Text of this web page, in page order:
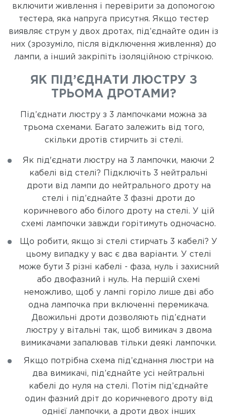
включити живлення і перевірити за допомогою
тестера, яка напруга присутня. Якщо тестер
виявляє струм у двох дротах, під’єднайте один із
них (зрозуміло, після відключення живлення) до
лампи, а інший закріпіть ізоляційною стрічкою.
ЯК ПІД’ЄДНАТИ ЛЮСТРУ З
ТРЬОМА ДРОТАМИ?
Під’єднати люстру з 3 лампочками можна за
трьома схемами. Багато залежить від того,
скільки дротів стирчить зі стелі.
Як під'єднати люстру на 3 лампочки, маючи 2
кабелі від стелі? Підключіть 3 нейтральні
дроти від лампи до нейтрального дроту на
стелі і під’єднайте 3 фазні дроти до
коричневого або білого дроту на стелі. У цій
схемі лампочки завжди горітимуть одночасно.
Що робити, якщо зі стелі стирчать 3 кабелі? У
цьому випадку у вас є два варіанти. У стелі
може бути 3 різні кабелі - фаза, нуль і захисний
або двофазний і нуль. На першій схемі
неможливо, щоб у лампі горіло лише дві або
одна лампочка при включенні перемикача.
Двожильні дроти дозволяють під’єднати
люстру у вітальні так, щоб вимикач з двома
вимикачами запалював тільки деякі лампочки.
Якщо потрібна схема під’єднання люстри на
два вимикачі, під’єднайте усі нейтральні
кабелі до нуля на стелі. Потім під’єднайте
один фазний дріт до коричневого дроту від
однієї лампочки, а дроти двох інших